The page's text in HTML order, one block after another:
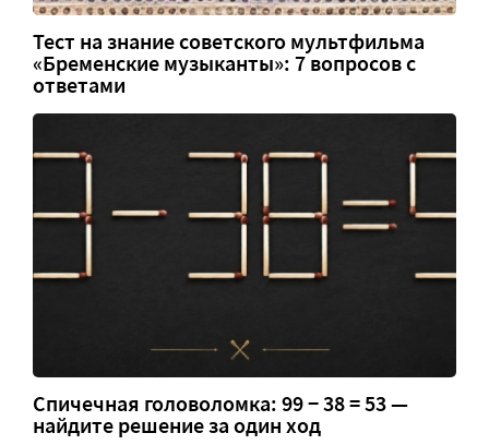
Тест на знание советского мультфильма
«Бременские музыканты»: 7 вопросов с
ответами
Спичечная головоломка: 99 − 38 = 53 —
найдите решение за один ход